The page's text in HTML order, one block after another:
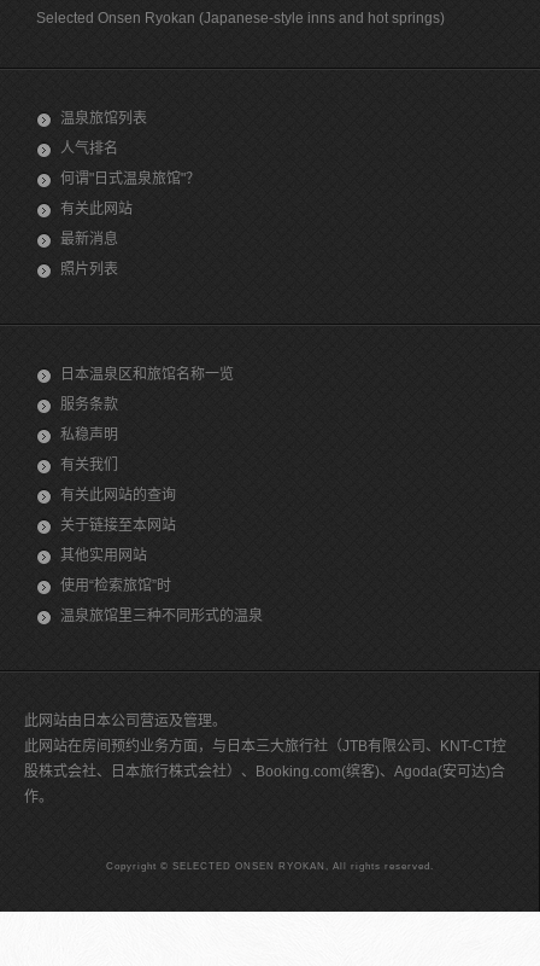
Selected Onsen Ryokan (Japanese-style inns and hot springs)
温泉旅馆列表
人气排名
何谓"日式温泉旅馆"？
有关此网站
最新消息
照片列表
日本温泉区和旅馆名称一览
服务条款
私稳声明
有关我们
有关此网站的查询
关于链接至本网站
其他实用网站
使用“检索旅馆”时
温泉旅馆里三种不同形式的温泉
此网站由日本公司营运及管理。
此网站在房间预约业务方面，与日本三大旅行社（JTB有限公司、KNT-CT控
股株式会社、日本旅行株式会社）、Booking.com(缤客)、Agoda(安可达)合
作。
Copyright © SELECTED ONSEN RYOKAN, All rights reserved.